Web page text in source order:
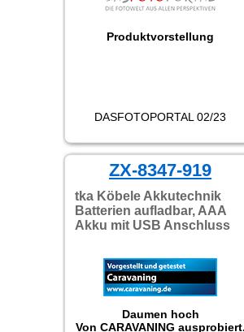
Produktvorstellung
DASFOTOPORTAL 02/23
ZX-8347-919
tka Köbele Akkutechnik
Batterien aufladbar, AAA
Akku mit USB Anschluss
Daumen hoch
Von CARAVANING